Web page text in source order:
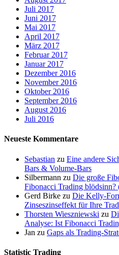
Juli 2017
Juni 2017
Mai 2017
April 2017
März 2017
Februar 2017
Januar 2017
Dezember 2016
November 2016
Oktober 2016
September 2016
August 2016
Juli 2016
Neueste Kommentare
Sebastian zu Eine andere
Bars & Volume-Bars
Silbermann zu Die große
Fibonacci Trading blödsinn?
Gerd Birke zu Die Kelly-
Zinseszinseffekt für Ihre
Thorsten Wieszniewski zu
Analyse: Ist Fibonacci
Jan zu Gaps als Trading-
Statistic Trading